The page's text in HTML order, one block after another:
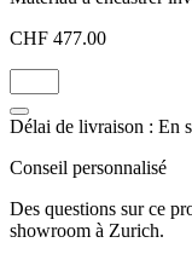
CHF 477.00
Délai de livraison : En
Conseil personnalisé
Des questions sur ce
showroom à Zurich.